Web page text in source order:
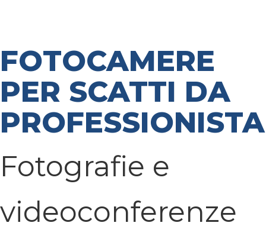
FOTOCAMERE
PER SCATTI DA
PROFESSIONISTA
Fotografie e
videoconferenze